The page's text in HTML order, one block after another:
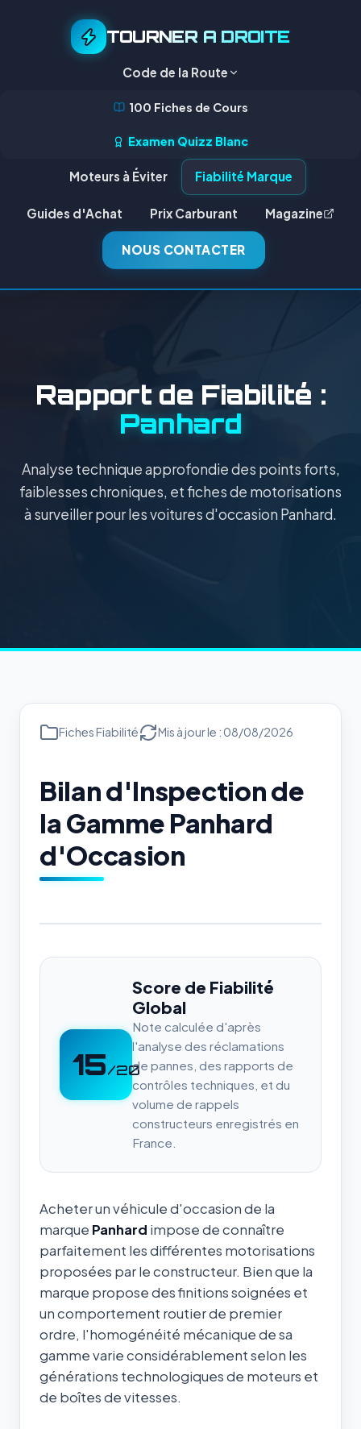
TOURNER A DROITE
Code de la Route
100 Fiches de Cours
Examen Quizz Blanc
Moteurs à Éviter Fiabilité Marque
Guides d'Achat Prix Carburant Magazine
NOUS CONTACTER
Rapport de Fiabilité :
Panhard
Analyse technique approfondie des points forts,
faiblesses chroniques, et fiches de motorisations
à surveiller pour les voitures d'occasion Panhard.
Fiches Fiabilité Mis à jour le : 08/08/2026
Bilan d'Inspection de
la Gamme Panhard
d'Occasion
15/20
Score de Fiabilité
Global
Note calculée d'après
l'analyse des réclamations
de pannes, des rapports de
contrôles techniques, et du
volume de rappels
constructeurs enregistrés en
France.
Acheter un véhicule d'occasion de la
marque Panhard impose de connaître
parfaitement les différentes motorisations
proposées par le constructeur. Bien que la
marque propose des finitions soignées et
un comportement routier de premier
ordre, l'homogénéité mécanique de sa
gamme varie considérablement selon les
générations technologiques de moteurs et
de boîtes de vitesses.